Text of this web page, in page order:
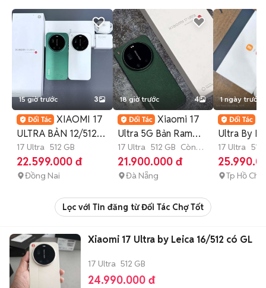
15 giờ trước 3
XIAOMI 17
ULTRA BẢN 12/512G
FULLBOX ROM QT
17 Ultra 512 GB
22.599.000 đ
Đồng Nai
18 giờ trước 4
Xiaomi 17
Ultra 5G Bản Ram
cao 16/512 Fullbox
17 Ultra 512 GB Còn
bảo hành
21.900.000 đ
Đà Nẵng
1 ngày trước
Ultra By
16GB/
Fullbox
17 Ultra 512
Tp Hồ Chí
Lọc với Tin đăng từ Đối Tác Chợ Tốt
Xiaomi 17 Ultra by Leica 16/512 có GL
17 Ultra 512 GB
24.990.000 đ